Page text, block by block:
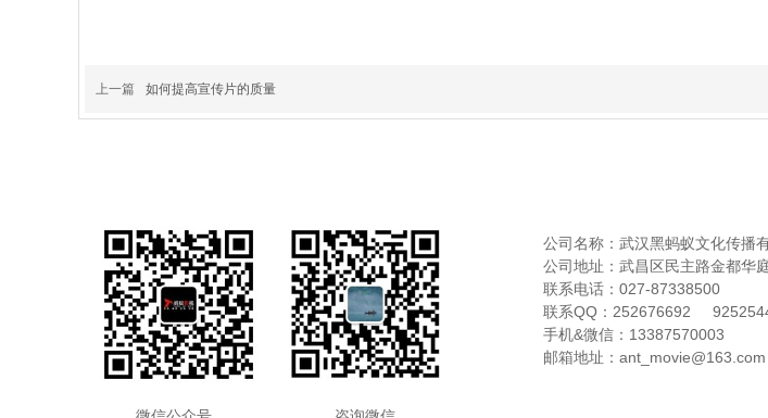
上一篇 如何提高宣传片的质量
公司名称：武汉黑蚂蚁文化传播
公司地址：武昌区民主路金都华
联系电话：027-87338500
联系QQ：252676692
手机&微信：13387570003
邮箱地址：ant_movie@163.com